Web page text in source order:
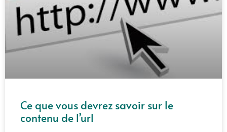
Ce que vous devrez savoir sur le
contenu de l’url